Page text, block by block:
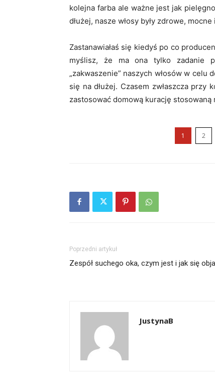
kolejna farba ale ważne jest jak
dłużej, nasze włosy były zdrowe, mocne
Zastanawiałaś się kiedyś po co
myślisz, że ma ona tylko zadanie
„zakwaszenie” naszych włosów w celu
się na dłużej. Czasem zwłaszcza
zastosować domową kurację
1 2
Poprzedni artykuł
Zespół suchego oka, czym jest i jak się
JustynaB